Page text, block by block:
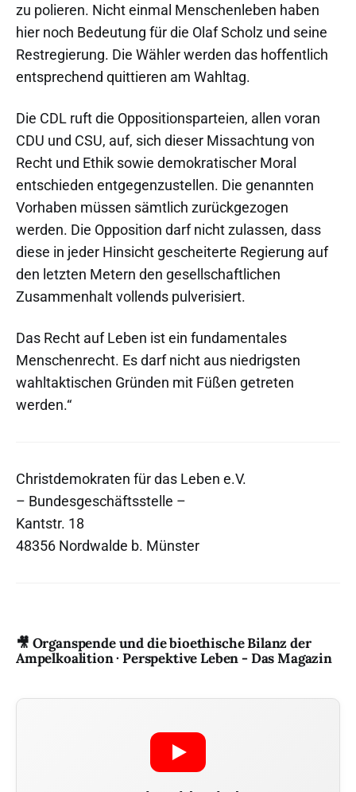
zu polieren. Nicht einmal Menschenleben haben
hier noch Bedeutung für die Olaf Scholz und seine
Restregierung. Die Wähler werden das hoffentlich
entsprechend quittieren am Wahltag.
Die CDL ruft die Oppositionsparteien, allen voran
CDU und CSU, auf, sich dieser Missachtung von
Recht und Ethik sowie demokratischer Moral
entschieden entgegenzustellen. Die genannten
Vorhaben müssen sämtlich zurückgezogen
werden. Die Opposition darf nicht zulassen, dass
diese in jeder Hinsicht gescheiterte Regierung auf
den letzten Metern den gesellschaftlichen
Zusammenhalt vollends pulverisiert.
Das Recht auf Leben ist ein fundamentales
Menschenrecht. Es darf nicht aus niedrigsten
wahltaktischen Gründen mit Füßen getreten
werden.“
Christdemokraten für das Leben e.V.
– Bundesgeschäftsstelle –
Kantstr. 18
48356 Nordwalde b. Münster
🎥 Organspende und die bioethische Bilanz der
Ampelkoalition · Perspektive Leben - Das Magazin